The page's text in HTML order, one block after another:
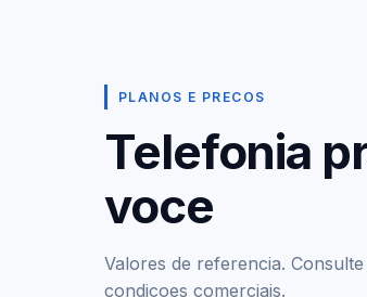
PLANOS E PRECOS
Telefonia
voce
Valores de referencia.
condicoes comerciais.